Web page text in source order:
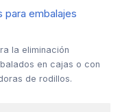
para embalajes
la eliminación
en cajas o con
de rodillos.